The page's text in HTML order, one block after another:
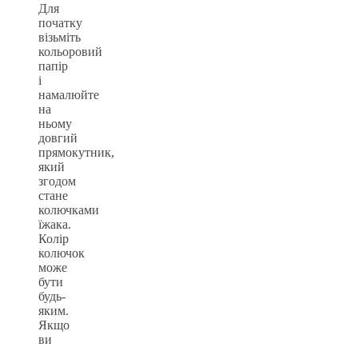
Для
початку
візьміть
кольоровий
папір
і
намалюйте
на
ньому
довгий
прямокутник,
який
згодом
стане
колючками
їжака.
Колір
колючок
може
бути
будь-
яким.
Якщо
ви